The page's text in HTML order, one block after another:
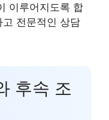
이루어지도록 합
전문적인 상담
후속 조